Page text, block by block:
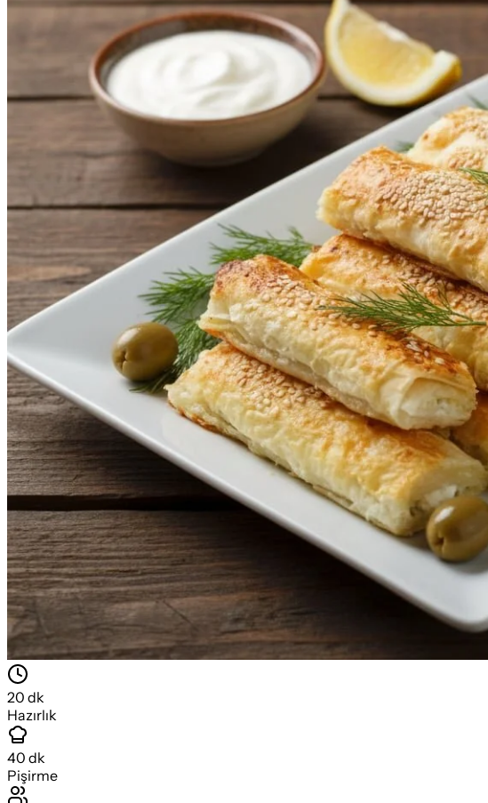
20 dk
Hazırlık
40 dk
Pişirme